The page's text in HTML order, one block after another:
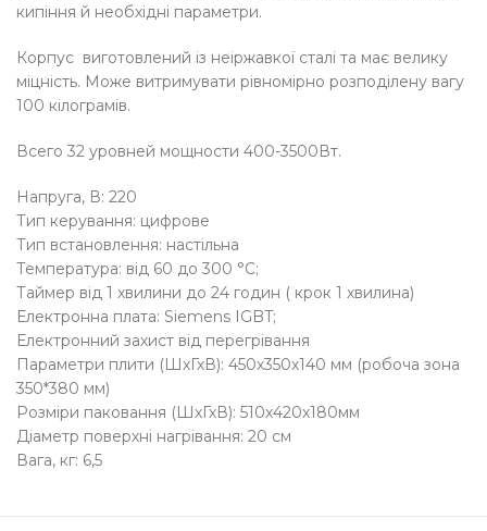
кипіння й необхідні параметри.
Корпус виготовлений із неіржавкої сталі та має велику
міцність. Може витримувати рівномірно розподілену вагу
100 кілограмів.
Всего 32 уровней мощности 400-3500Вт.
Напруга, В: 220
Тип керування: цифрове
Тип встановлення: настільна
Температура: від 60 до 300 °C;
Таймер від 1 хвилини до 24 годин ( крок 1 хвилина)
Електронна плата: Siemens IGBT;
Електронний захист від перегрівання
Параметри плити (ШхГхВ): 450х350х140 мм (робоча зона
350*380 мм)
Розміри паковання (ШхГхВ): 510х420х180мм
Діаметр поверхні нагрівання: 20 см
Вага, кг: 6,5